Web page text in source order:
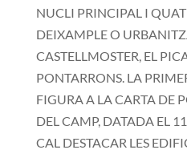
NUCLI PRINCIPAL I
DEIXAMPLE O
CASTELLMOSTER, EL
PONTARRONS. LA
FIGURA A LA CARTA DE
DEL CAMP, DATADA EL
CAL DESTACAR LES